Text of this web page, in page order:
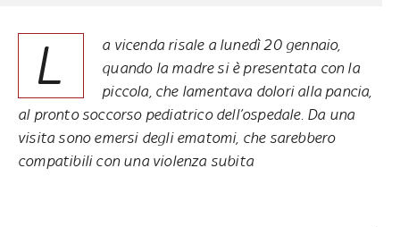
L
a vicenda risale a lunedì 20 gennaio,
quando la madre si è presentata con la
piccola, che lamentava dolori alla pancia,
al pronto soccorso pediatrico dell’ospedale. Da una
visita sono emersi degli ematomi, che sarebbero
compatibili con una violenza subita